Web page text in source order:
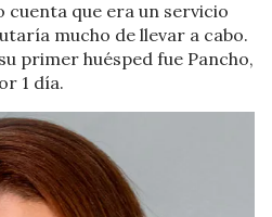
cuenta que era un servicio
mucho de llevar a cabo.
primer huésped fue Pancho,
1 día.